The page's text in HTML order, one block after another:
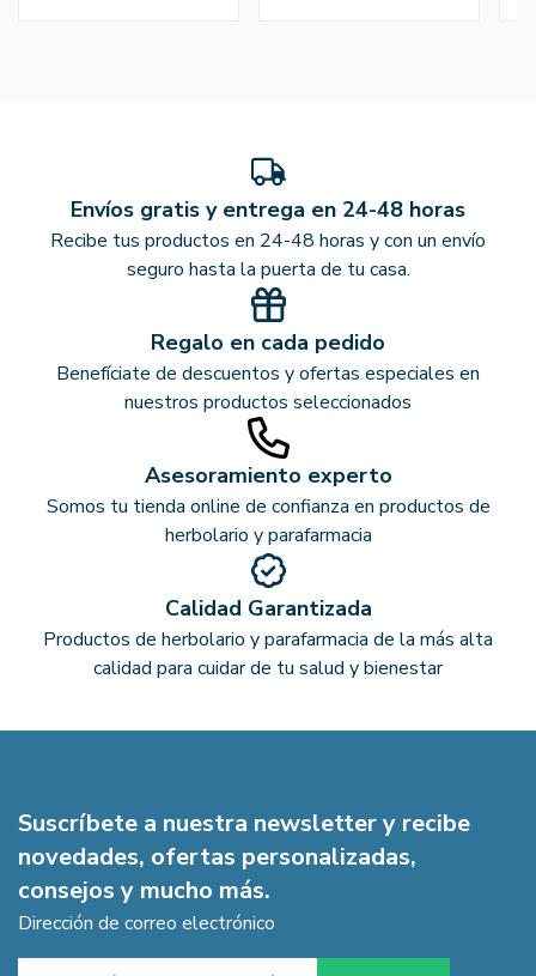
Envíos gratis y entrega en 24-48 horas
Recibe tus productos en 24-48 horas y con un envío
seguro hasta la puerta de tu casa.
Regalo en cada pedido
Benefíciate de descuentos y ofertas especiales en
nuestros productos seleccionados
Asesoramiento experto
Somos tu tienda online de confianza en productos de
herbolario y parafarmacia
Calidad Garantizada
Productos de herbolario y parafarmacia de la más alta
calidad para cuidar de tu salud y bienestar
Suscríbete a nuestra newsletter y recibe
novedades, ofertas personalizadas,
consejos y mucho más.
Dirección de correo electrónico